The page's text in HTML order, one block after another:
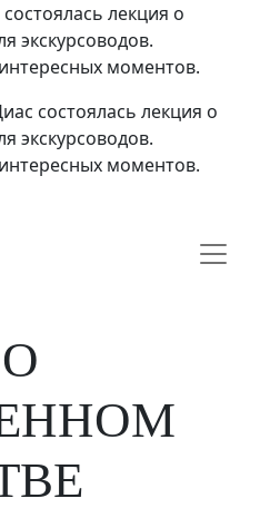
лекция о
экскурсоводов.
моментов.
состоялась лекция о
экскурсоводов.
моментов.